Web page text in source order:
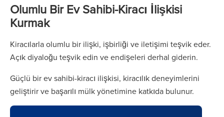
Olumlu Bir Ev Sahibi-Kiracı İlişkisi
Kurmak
Kiracılarla olumlu bir ilişki, işbirliği ve iletişimi teşvik eder.
Açık diyaloğu teşvik edin ve endişeleri derhal giderin.
Güçlü bir ev sahibi-kiracı ilişkisi, kiracılık deneyimlerini
geliştirir ve başarılı mülk yönetimine katkıda bulunur.